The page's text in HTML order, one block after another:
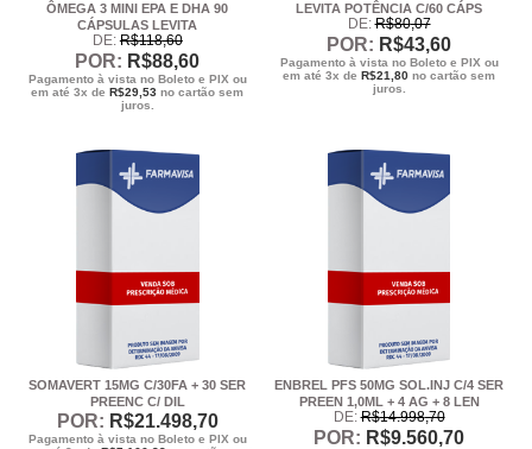
ÔMEGA 3 MINI EPA E DHA 90
CÁPSULAS LEVITA
DE: R$118,60
POR: R$88,60
Pagamento à vista no Boleto e PIX ou
em até 3x deR$29,53 no cartão sem
juros.
LEVITA POTÊNCIA C/60 CÁPS
DE: R$80,07
POR: R$43,60
Pagamento à vista no Boleto e PIX ou
em até 3x deR$21,80 no cartão sem
juros.
SOMAVERT 15MG C/30FA + 30 SER
PREENC C/ DIL
POR: R$21.498,70
Pagamento à vista no Boleto e PIX ou
ENBREL PFS 50MG SOL.INJ C/4 SER
PREEN 1,0ML + 4 AG + 8 LEN
DE: R$14.998,70
POR: R$9.560,70